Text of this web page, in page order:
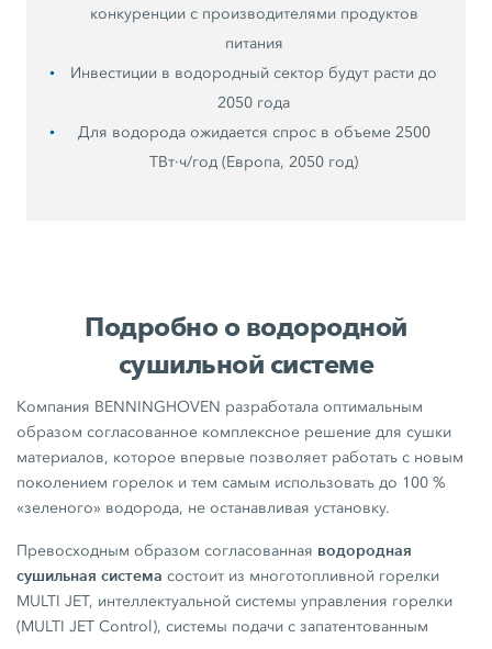
конкуренции с производителями продуктов
питания
Инвестиции в водородный сектор будут расти до
2050 года
Для водорода ожидается спрос в объеме 2500
ТВт·ч/год (Европа, 2050 год)
Подробно о водородной
сушильной системе
Компания BENNINGHOVEN разработала оптимальным
образом согласованное комплексное решение для сушки
материалов, которое впервые позволяет работать с новым
поколением горелок и тем самым использовать до 100 %
«зеленого» водорода, не останавливая установку.
Превосходным образом согласованная водородная
сушильная система состоит из многотопливной горелки
MULTI JET, интеллектуальной системы управления горелки
(MULTI JET Control), системы подачи с запатентованным